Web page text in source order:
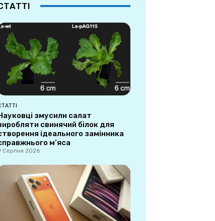
змусили салат
свинячий білок для
ідеального замінника
м’яса
Серпня 2026